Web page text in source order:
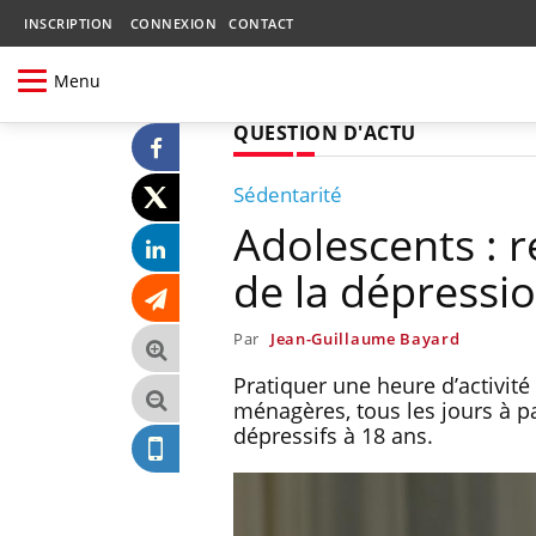
INSCRIPTION CONNEXION CONTACT
Menu
QUESTION D'ACTU
Sédentarité
Adolescents :
de la
Par Jean-Guillaume Bayard
Pratiquer une heure
ménagères, tous les jours à
dépressifs à 18 ans.